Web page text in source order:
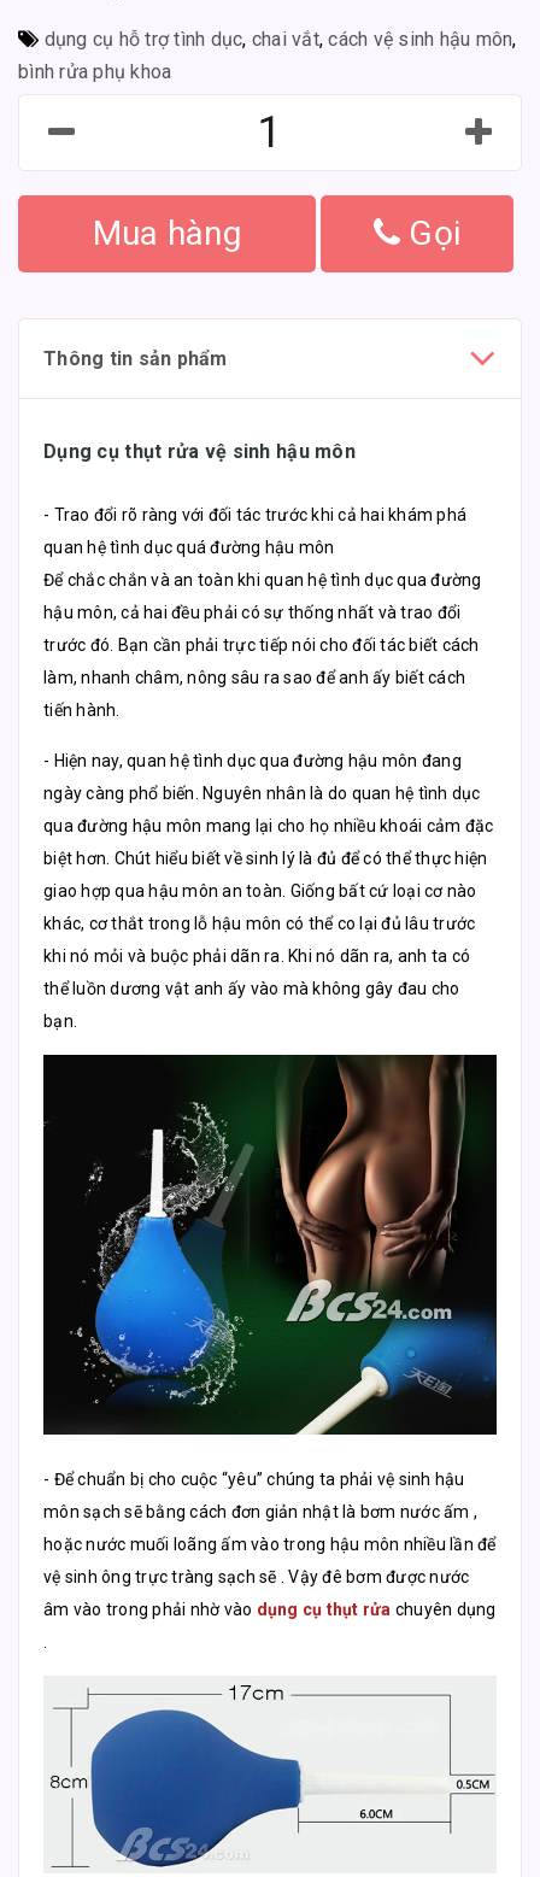
dụng cụ hỗ trợ tình dục, chai vắt,cách vệ sinh hậu môn,
bình rửa phụ khoa
Mua hàng Gọi
Thông tin sản phẩm
Dụng cụ thụt rửa vệ sinh hậu môn
- Trao đổi rõ ràng với đối tác trước khi cả hai khám phá
quan hệ tình dục quá đường hậu môn
Để chắc chắn và an toàn khi quan hệ tình dục qua đường
hậu môn, cả hai đều phải có sự thống nhất và trao đổi
trước đó. Bạn cần phải trực tiếp nói cho đối tác biết cách
làm, nhanh châm, nông sâu ra sao để anh ấy biết cách
tiến hành.
- Hiện nay, quan hệ tình dục qua đường hậu môn đang
ngày càng phổ biến. Nguyên nhân là do quan hệ tình dục
qua đường hậu môn mang lại cho họ nhiều khoái cảm đặc
biệt hơn. Chút hiểu biết về sinh lý là đủ để có thể thực hiện
giao hợp qua hậu môn an toàn. Giống bất cứ loại cơ nào
khác, cơ thắt trong lỗ hậu môn có thể co lại đủ lâu trước
khi nó mỏi và buộc phải dãn ra. Khi nó dãn ra, anh ta có
thể luồn dương vật anh ấy vào mà không gây đau cho
bạn.
- Để chuẩn bị cho cuộc “yêu” chúng ta phải vệ sinh hậu
môn sạch sẽ bằng cách đơn giản nhật là bơm nước ấm ,
hoặc nước muối loãng ấm vào trong hậu môn nhiều lần để
vệ sinh ông trực tràng sạch sẽ . Vậy đê bơm được nước
âm vào trong phải nhờ vào dụng cụ thụt rửa chuyên dụng